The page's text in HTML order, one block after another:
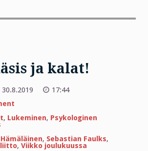
ja kalat!
30.8.2019
17:44
käsis
, Lukeminen, Psykologinen
, Sebastian Faulks,
, Viikko joulukuussa